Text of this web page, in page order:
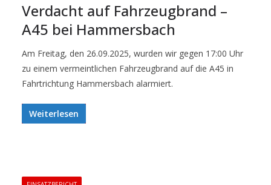
Verdacht auf Fahrzeugbrand –
A45 bei Hammersbach
Am Freitag, den 26.09.2025, wurden wir gegen 17:00 Uhr
zu einem vermeintlichen Fahrzeugbrand auf die A45 in
Fahrtrichtung Hammersbach alarmiert.
Weiterlesen